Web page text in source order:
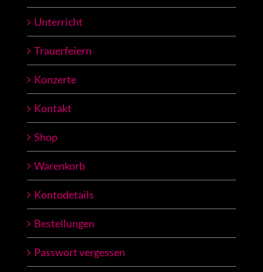
Unterricht
Trauerfeiern
Konzerte
Kontakt
Shop
Warenkorb
Kontodetails
Bestellungen
Passwort vergessen